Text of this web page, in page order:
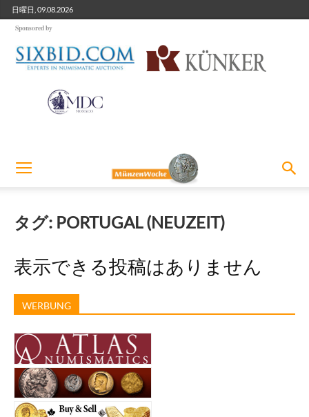
日曜日, 09.08.2026
Sponsored by
タグ: PORTUGAL (NEUZEIT)
表示できる投稿はありません
WERBUNG